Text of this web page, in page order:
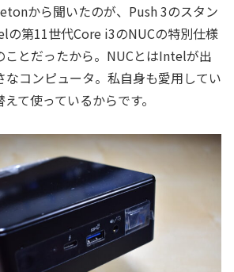
から聞いたのが、Push 3のスタン
の第11世代Core i3のNUCの特別仕様
ことだったから。NUCとはIntelが出
なコンピュータ。私自身も愛用してい
て使っているからです。